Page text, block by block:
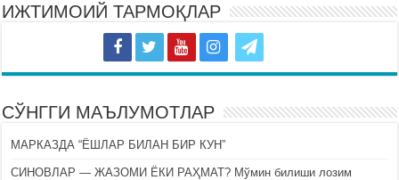
ИЖТИМОИЙ ТАРМОҚЛАР
СЎНГГИ МАЪЛУМОТЛАР
МАРКАЗДА “ЁШЛАР БИЛАН БИР КУН”
СИНОВЛАР — ЖАЗОМИ ЁКИ РАҲМАТ? Мўмин билиши лозим